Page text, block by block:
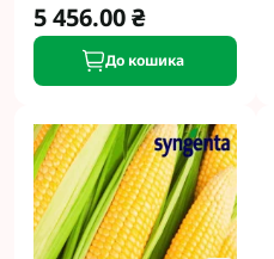
5 456.00 ₴
До кошика